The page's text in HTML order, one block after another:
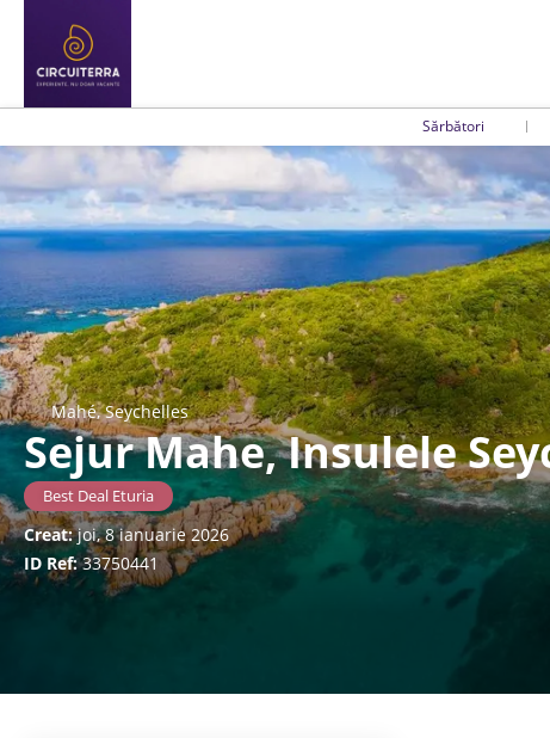
Sărbători
Mahé, Seychelles
Sejur Mahe, Insulele
Best Deal Eturia
Creat:joi, 8 ianuarie 2026
ID Ref:33750441